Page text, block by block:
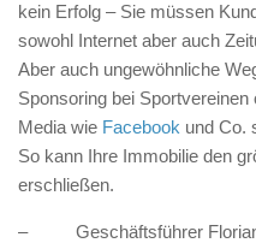
kein Erfolg – Sie müssen
sowohl Internet aber auch
Aber auch ungewöhnliche
Sponsoring bei
Media wie Facebook und Co.
So kann Ihre Immobilie den
erschließen.
– Geschäftsführer Florian